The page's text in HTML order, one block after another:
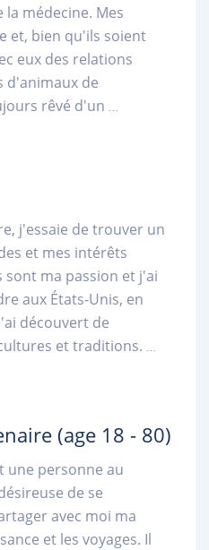
médecine. Mes
et, bien qu'ils soient
eux des relations
d'animaux de
rêvé d'un ...
j'essaie de trouver un
et mes intérêts
sont ma passion et j'ai
aux États-Unis, en
découvert de
et traditions. ...
(age 18 - 80)
une personne au
de se
avec moi ma
et les voyages. Il